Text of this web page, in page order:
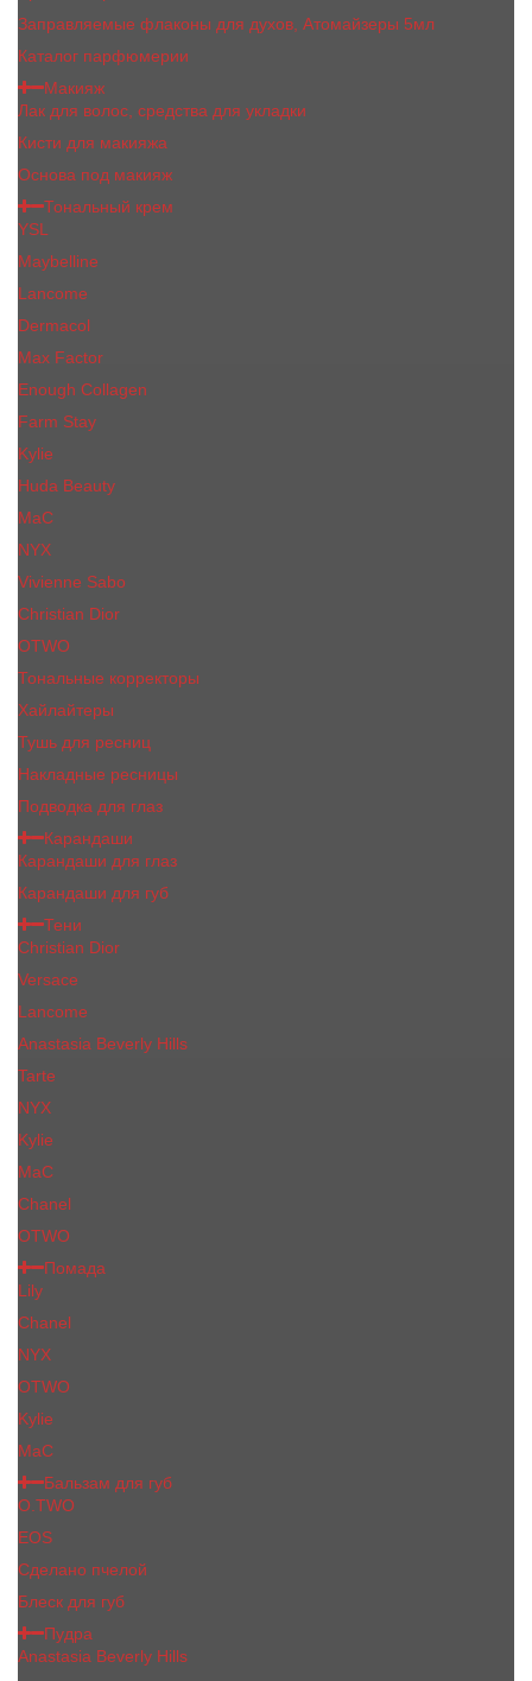
Заправляемые флаконы для духов, Атомайзеры 5мл
Каталог парфюмерии
Макияж
Лак для волос, средства для укладки
Кисти для макияжа
Основа под макияж
Тональный крем
YSL
Maybelline
Lancome
Dermacol
Max Factor
Enough Collagen
Farm Stay
Kylie
Huda Beauty
МаС
NYX
Vivienne Sabo
Сhristiаn Diоr
OTWO
Тональные корректоры
Хайлайтеры
Тушь для ресниц
Накладные ресницы
Подводка для глаз
Карандаши
Карандаши для глаз
Карандаши для губ
Тени
Christian Dior
Versace
Lancome
Anastasia Beverly Hills
Tarte
NYX
Kylie
MaC
Сhanеl
OTWO
Помада
Lily
Chanel
NYX
OTWO
Kylie
МаС
Бальзам для губ
O.TWO
EOS
Сделано пчелой
Блеск для губ
Пудра
Anastasia Beverly Hills